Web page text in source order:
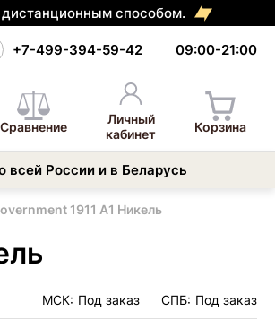
способом.
+7-499-394-59-42 09:00-21:00
Сравнение
Личный
кабинет
Корзина
всей России и в Беларусь
1911 A1 Никель
МСК: Под заказ СПБ: Под заказ